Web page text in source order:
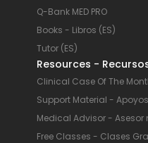
Q-Bank MED PRO
Books - Libros (ES)
Tutor (ES)
Resources -
Clinical Case Of The
Support Material - Apoyos
Medical Advisor - Asesor
Free Classes - Clases